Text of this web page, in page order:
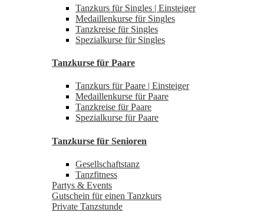
Tanzkurs für Singles | Einsteiger
Medaillenkurse für Singles
Tanzkreise für Singles
Spezialkurse für Singles
Tanzkurse für Paare
Tanzkurs für Paare | Einsteiger
Medaillenkurse für Paare
Tanzkreise für Paare
Spezialkurse für Paare
Tanzkurse für Senioren
Gesellschaftstanz
Tanzfitness
Partys & Events
Gutschein für einen Tanzkurs
Private Tanzstunde